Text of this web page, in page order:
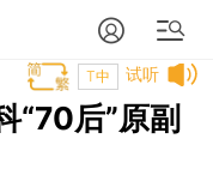
试听
T中
“70后”原副